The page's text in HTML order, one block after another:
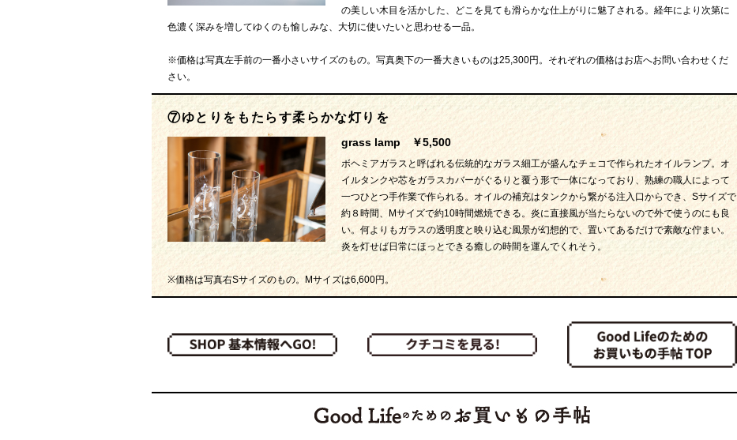
の美しい木目を活かした、どこを見ても滑らかな仕上がりに魅了される。経年により次第に
色濃く深みを増してゆくのも愉しみな、大切に使いたいと思わせる一品。
※価格は写真左手前の一番小さいサイズのもの。写真奥下の一番大きいものは25,300円。それぞれの価格はお店へお問い合わせくだ
さい。
⑦ゆとりをもたらす柔らかな灯りを
grass lamp ￥5,500
ボヘミアガラスと呼ばれる伝統的なガラス細工が盛んなチェコで作られたオイルランプ。オ
イルタンクや芯をガラスカバーがぐるりと覆う形で一体になっており、熟練の職人によって
一つひとつ手作業で作られる。オイルの補充はタンクから繋がる注入口からでき、Sサイズで
約８時間、Mサイズで約10時間燃焼できる。炎に直接風が当たらないので外で使うのにも良
い。何よりもガラスの透明度と映り込む風景が幻想的で、置いてあるだけで素敵な佇まい。
炎を灯せば日常にほっとできる癒しの時間を運んでくれそう。
※価格は写真右Sサイズのもの。Mサイズは6,600円。